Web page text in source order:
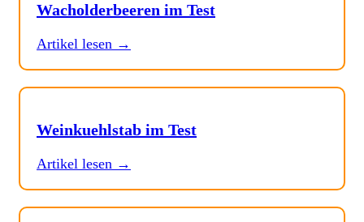
Wacholderbeeren im Test
Artikel lesen →
Weinkuehlstab im Test
Artikel lesen →